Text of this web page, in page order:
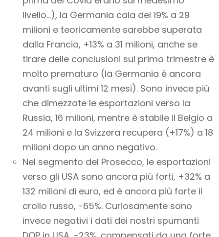
livello…), la Germania cala del 19% a 29
milioni e teoricamente sarebbe superata
dalla Francia, +13% a 31 milioni, anche se
tirare delle conclusioni sul primo trimestre è
molto prematuro (la Germania è ancora
avanti sugli ultimi 12 mesi). Sono invece più
che dimezzate le esportazioni verso la
Russia, 16 milioni, mentre è stabile il Belgio a
24 milioni e la Svizzera recupera (+17%) a 18
milioni dopo un anno negativo.
Nel segmento del Prosecco, le esportazioni
verso gli USA sono ancora più forti, +32% a
132 milioni di euro, ed è ancora più forte il
crollo russo, -65%. Curiosamente sono
invece negativi i dati dei nostri spumanti